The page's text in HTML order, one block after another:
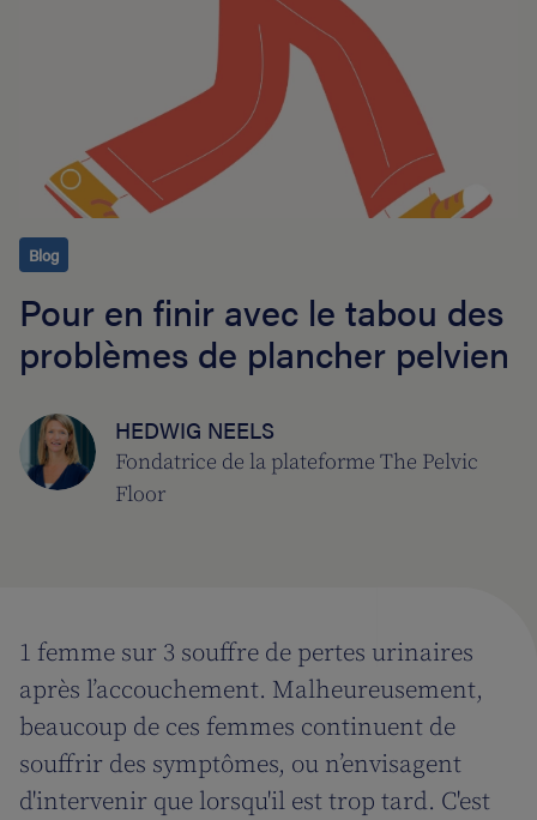
Blog
Pour en finir avec le tabou des
problèmes de plancher pelvien
HEDWIG NEELS
Fondatrice de la plateforme The Pelvic
Floor
1 femme sur 3 souffre de pertes urinaires
après l’accouchement. Malheureusement,
beaucoup de ces femmes continuent de
souffrir des symptômes, ou n’envisagent
d'intervenir que lorsqu'il est trop tard. C'est